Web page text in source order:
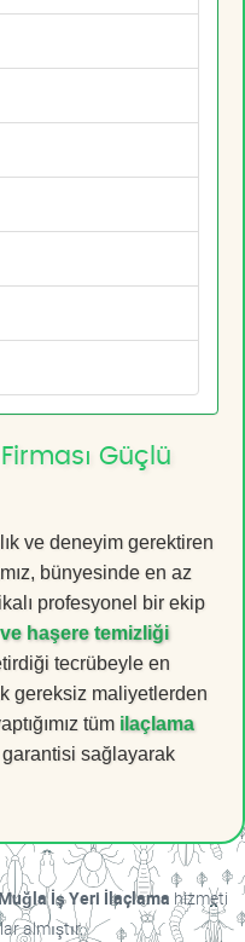
Güçlü
ve deneyim gerektiren
bünyesinde en az
profesyonel bir ekip
haşere temizliği
tecrübeyle en
gereksiz maliyetlerden
tüm ilaçlama
sağlayarak
Muğla İş Yeri İlaçlama hizmeti
almıştır.